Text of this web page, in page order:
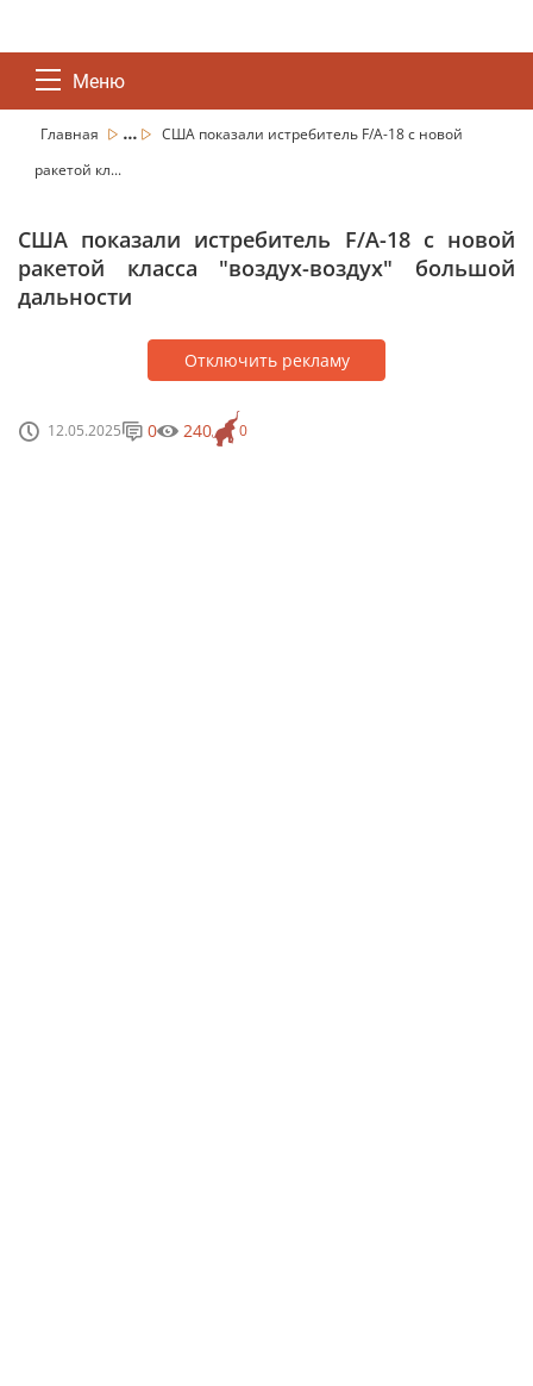
Меню
Главная ...
США показали истребитель F/A-18 с новой
ракетой кл...
США показали истребитель F/A-18 с новой
ракетой класса "воздух-воздух" большой
дальности
Отключить рекламу
12.05.2025 0
0 240